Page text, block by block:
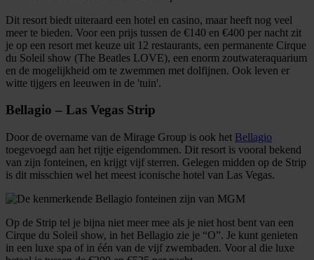
Dit resort biedt uiteraard een hotel en casino, maar heeft nog veel
meer te bieden. Voor een prijs tussen de €140 en €400 per nacht zit
je op een resort met keuze uit 12 restaurants, een permanente Cirque
du Soleil show (The Beatles LOVE), een enorm zoutwateraquarium
en de mogelijkheid om te zwemmen met dolfijnen. Ook leven er
witte tijgers en leeuwen in de 'tuin'.
Bellagio – Las Vegas Strip
Door de overname van de Mirage Group is ook het Bellagio
toegevoegd aan het rijtje eigendommen. Dit resort is vooral bekend
van zijn fonteinen, en krijgt vijf sterren. Gelegen midden op de Strip
is dit misschien wel het meest iconische hotel van Las Vegas.
Op de Strip tel je bijna niet meer mee als je niet host bent van een
Cirque du Soleil show, in het Bellagio zie je “O”. Je kunt genieten
in een luxe spa of in één van de vijf zwembaden. Voor al die luxe